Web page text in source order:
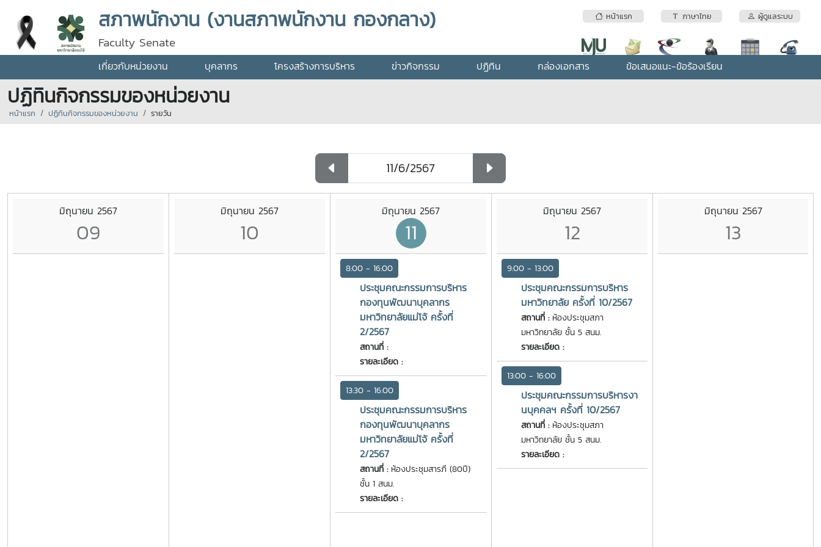
หน้าแรก ภาษาไทย ผู้ดูแลระบบ
สภาพนักงาน (งานสภาพนักงาน กองกลาง)
Faculty Senate
เกี่ยวกับหน่วยงาน บุคลากร โครงสร้างการบริหาร ข่าวกิจกรรม ปฏิทิน กล่องเอกสาร ข้อเสนอแนะ-ข้อร้องเรียน
ปฏิทินกิจกรรมของหน่วยงาน
หน้าแรก ปฏิทินกิจกรรมของหน่วยงาน รายวัน
มิถุนายน 2567
09
มิถุนายน 2567
10
มิถุนายน 2567
11
8:00 - 16:00
ประชุมคณะกรรมการบริหาร
กองทุนพัฒนาบุคลากร
มหาวิทยาลัยแม่โจ้ ครั้งที่
2/2567
สถานที่ :
รายละเอียด :
13:30 - 16:00
ประชุมคณะกรรมการบริหาร
กองทุนพัฒนาบุคลากร
มหาวิทยาลัยแม่โจ้ ครั้งที่
2/2567
สถานที่ : ห้องประชุมสารภี (80ปี)
ชั้น 1 สนม.
รายละเอียด :
มิถุนายน 2567
12
9:00 - 13:00
ประชุมคณะกรรมการบริหาร
มหาวิทยาลัย ครั้งที่ 10/2567
สถานที่ : ห้องประชุมสภา
มหาวิทยาลัย ชั้น 5 สนม.
รายละเอียด :
13:00 - 16:00
ประชุมคณะกรรมการบริหารงา
นบุคคลฯ ครั้งที่ 10/2567
สถานที่ : ห้องประชุมสภา
มหาวิทยาลัย ชั้น 5 สนม.
รายละเอียด :
มิถุนายน 2567
13